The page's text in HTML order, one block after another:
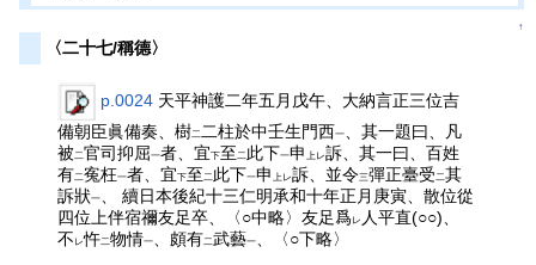
↑
〈二十七/稱德〉
p.0024 天平神護二年五月戊午、大納言正三位吉
備朝臣眞備奏、樹二 二柱於中壬生門西一
、其一題曰、凡
被二官司抑屈一者、宜下至二此下一申 上レ訴、其一曰、百姓
有二寃枉一者、宜下至二此下一申 上レ訴、並令三彈正臺受二其
訴狀一
、 續日本後紀十三仁明承和十年正月庚寅、散位從
四位上伴宿禰友足卒、〈○中略〉友足爲レ 人平直(○○)、
不 レ忤二物情一 、頗有二武藝一 、〈○下略〉